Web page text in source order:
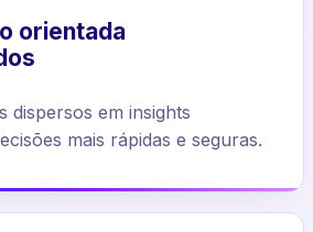
orientada
dispersos em insights
mais rápidas e seguras.